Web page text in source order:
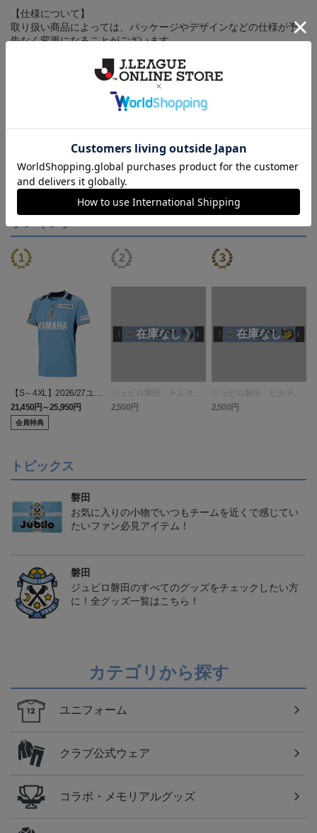
【仕様について】
取り扱い商品によっては、パッケージやデザインなどの仕様が予
告なく変更になることがございます。
ヘルプページ
ランキング
【S～4XL】2026/27ユニ
フォーム オーセンティッ
クモデル:FP1st
21,450円～25,950円
会員特典
ジュビロ磐田 チルタリ
ス タオルマフラー
2,500円
ジュビロ磐田 ピカチュ
ウ タオルマフラー
2,500円
トピックス
磐田
お気に入りの小物でいつもチームを近くで感じてい
たいファン必見アイテム！
磐田
ジュビロ磐田のすべてのグッズをチェックしたい方
に！全グッズ一覧はこちら！
カテゴリから探す
ユニフォーム
クラブ公式ウェア
コラボ・メモリアルグッズ